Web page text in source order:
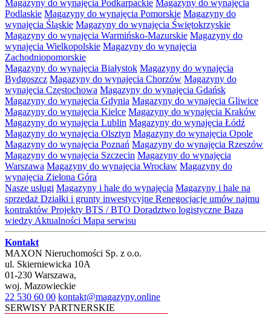
Magazyny do wynajęcia Podkarpackie Magazyny do wynajęcia
Podlaskie Magazyny do wynajęcia Pomorskie Magazyny do
wynajęcia Śląskie Magazyny do wynajęcia Świętokrzyskie
Magazyny do wynajęcia Warmińsko-Mazurskie Magazyny do
wynajęcia Wielkopolskie Magazyny do wynajęcia
Zachodniopomorskie
Magazyny do wynajęcia Białystok Magazyny do wynajęcia
Bydgoszcz Magazyny do wynajęcia Chorzów Magazyny do
wynajęcia Częstochowa Magazyny do wynajęcia Gdańsk
Magazyny do wynajęcia Gdynia Magazyny do wynajęcia Gliwice
Magazyny do wynajęcia Kielce Magazyny do wynajęcia Kraków
Magazyny do wynajęcia Lublin Magazyny do wynajęcia Łódź
Magazyny do wynajęcia Olsztyn Magazyny do wynajęcia Opole
Magazyny do wynajęcia Poznań Magazyny do wynajęcia Rzeszów
Magazyny do wynajęcia Szczecin Magazyny do wynajęcia
Warszawa Magazyny do wynajęcia Wrocław Magazyny do
wynajęcia Zielona Góra
Nasze usługi Magazyny i hale do wynajęcia Magazyny i hale na
sprzedaż Działki i grunty inwestycyjne Renegocjacje umów najmu
kontraktów Projekty BTS / BTO Doradztwo logistyczne Baza
wiedzy Aktualności Mapa serwisu
Kontakt
MAXON Nieruchomości Sp. z o.o.
ul. Skierniewicka 10A
01-230 Warszawa,
woj. Mazowieckie
22 530 60 00 kontakt@magazyny.online
SERWISY PARTNERSKIE